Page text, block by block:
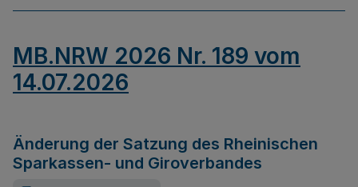
MB.NRW 2026 Nr. 189 vom
14.07.2026
Änderung der Satzung des Rheinischen
Sparkassen- und Giroverbandes